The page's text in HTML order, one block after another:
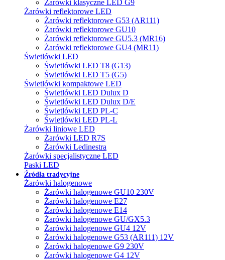
Żarówki klasyczne LED G9
Żarówki reflektorowe LED
Żarówki reflektorowe G53 (AR111)
Żarówki reflektorowe GU10
Żarówki reflektorowe GU5.3 (MR16)
Żarówki reflektorowe GU4 (MR11)
Świetlówki LED
Świetlówki LED T8 (G13)
Świetlówki LED T5 (G5)
Świetlówki kompaktowe LED
Świetlówki LED Dulux D
Świetlówki LED Dulux D/E
Świetlówki LED PL-C
Świetlówki LED PL-L
Żarówki liniowe LED
Żarówki LED R7S
Żarówki Ledinestra
Żarówki specjalistyczne LED
Paski LED
Źródła tradycyjne
Żarówki halogenowe
Żarówki halogenowe GU10 230V
Żarówki halogenowe E27
Żarówki halogenowe E14
Żarówki halogenowe GU/GX5.3
Żarówki halogenowe GU4 12V
Żarówki halogenowe G53 (AR111) 12V
Żarówki halogenowe G9 230V
Żarówki halogenowe G4 12V